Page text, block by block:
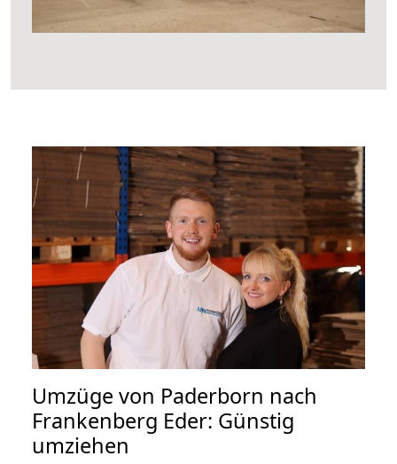
Umzüge von Paderborn nach
Frankenberg Eder: Günstig
umziehen